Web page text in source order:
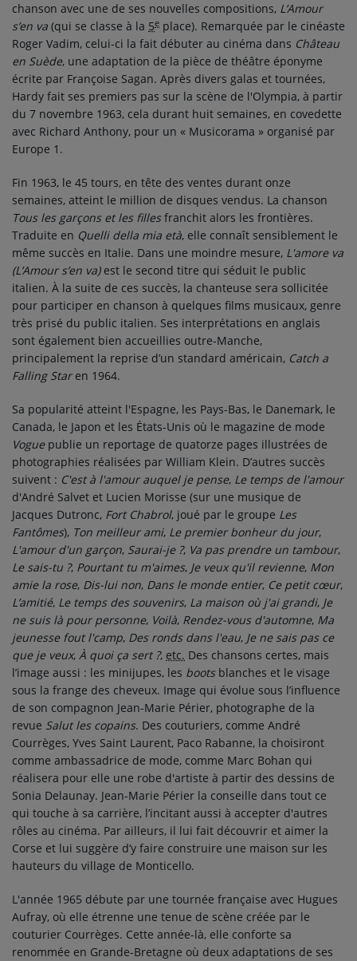
chanson avec une de ses nouvelles compositions, L’Amour
s’en va (qui se classe à la 5e place). Remarquée par le cinéaste
Roger Vadim, celui-ci la fait débuter au cinéma dans Château
en Suède, une adaptation de la pièce de théâtre éponyme
écrite par Françoise Sagan. Après divers galas et tournées,
Hardy fait ses premiers pas sur la scène de l'Olympia, à partir
du 7 novembre 1963, cela durant huit semaines, en covedette
avec Richard Anthony, pour un « Musicorama » organisé par
Europe 1.
Fin 1963, le 45 tours, en tête des ventes durant onze
semaines, atteint le million de disques vendus. La chanson
Tous les garçons et les fillesfranchit alors les frontières.
Traduite en Quelli della mia età, elle connaît sensiblement le
même succès en Italie. Dans une moindre mesure, L'amore va
(L’Amour s’en va)est le second titre qui séduit le public
italien. À la suite de ces succès, la chanteuse sera sollicitée
pour participer en chanson à quelques films musicaux, genre
très prisé du public italien. Ses interprétations en anglais
sont également bien accueillies outre-Manche,
principalement la reprise d’un standard américain, Catch a
Falling Staren 1964.
Sa popularité atteint l'Espagne, les Pays-Bas, le Danemark, le
Canada, le Japon et les États-Unis où le magazine de mode
Voguepublie un reportage de quatorze pages illustrées de
photographies réalisées par William Klein. D’autres succès
suivent : C'est à l'amour auquel je pense, Le temps de l'amour
d'André Salvet et Lucien Morisse (sur une musique de
Jacques Dutronc, Fort Chabrol, joué par le groupe Les
Fantômes), Ton meilleur ami, Le premier bonheur du jour,
L'amour d'un garçon, Saurai-je ?, Va pas prendre un tambour,
Le sais-tu ?, Pourtant tu m'aimes, Je veux qu'il revienne, Mon
amie la rose, Dis-lui non, Dans le monde entier, Ce petit cœur,
L’amitié, Le temps des souvenirs, La maison où j'ai grandi, Je
ne suis là pour personne, Voilà, Rendez-vous d'automne, Ma
jeunesse fout l'camp, Des ronds dans l'eau, Je ne sais pas ce
que je veux, À quoi ça sert ?, etc. Des chansons certes, mais
l’image aussi : les minijupes, les bootsblanches et le visage
sous la frange des cheveux. Image qui évolue sous l’influence
de son compagnon Jean-Marie Périer, photographe de la
revue Salut les copains. Des couturiers, comme André
Courrèges, Yves Saint Laurent, Paco Rabanne, la choisiront
comme ambassadrice de mode, comme Marc Bohan qui
réalisera pour elle une robe d'artiste à partir des dessins de
Sonia Delaunay. Jean-Marie Périer la conseille dans tout ce
qui touche à sa carrière, l’incitant aussi à accepter d'autres
rôles au cinéma. Par ailleurs, il lui fait découvrir et aimer la
Corse et lui suggère d’y faire construire une maison sur les
hauteurs du village de Monticello.
L'année 1965 débute par une tournée française avec Hugues
Aufray, où elle étrenne une tenue de scène créée par le
couturier Courrèges. Cette année-là, elle conforte sa
renommée en Grande-Bretagne où deux adaptations de ses